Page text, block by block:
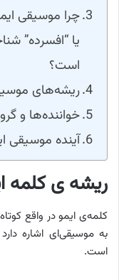
چرا موسیقی
یا “افسرده”
است؟
ریشه‌های
خواننده‌ها و
آینده موسیقی
ریشه ی کلمه
به موسیقی‌ای اشاره
است.